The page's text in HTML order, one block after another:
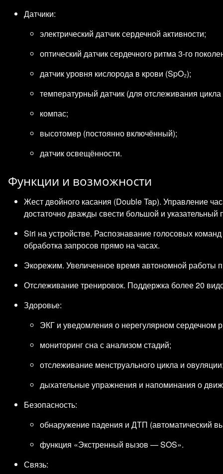
Датчики:
электрический датчик сердечной активности;
оптический датчик сердечного ритма 3‑го
датчик уровня кислорода в крови (SpO₂);
температурный датчик (для отслеживания
компас;
высотомер (постоянно включённый);
датчик освещённости.
Функции и возможности
Жест двойного касания (Double Tap). Управление
достаточно дважды свести большой и указательный
Siri на устройстве. Распознавание голосовых
обработка запросов прямо на часах.
Экорежим. Увеличенное время автономной работы
Отслеживание тренировок. Поддержка более 20
Здоровье:
ЭКГ и уведомления о нерегулярном сердечном
мониторинг сна с анализом стадий;
отслеживание менструального цикла и
дыхательные упражнения и напоминания о
Безопасность:
обнаружение падения и ДТП (автоматический
функция «Экстренный вызов — SOS».
Связь: